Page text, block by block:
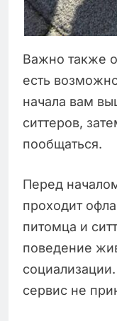
Важно также
есть
начала вам
ситтеров,
пообщаться.
Перед
проходит
питомца и
поведение
сервис не